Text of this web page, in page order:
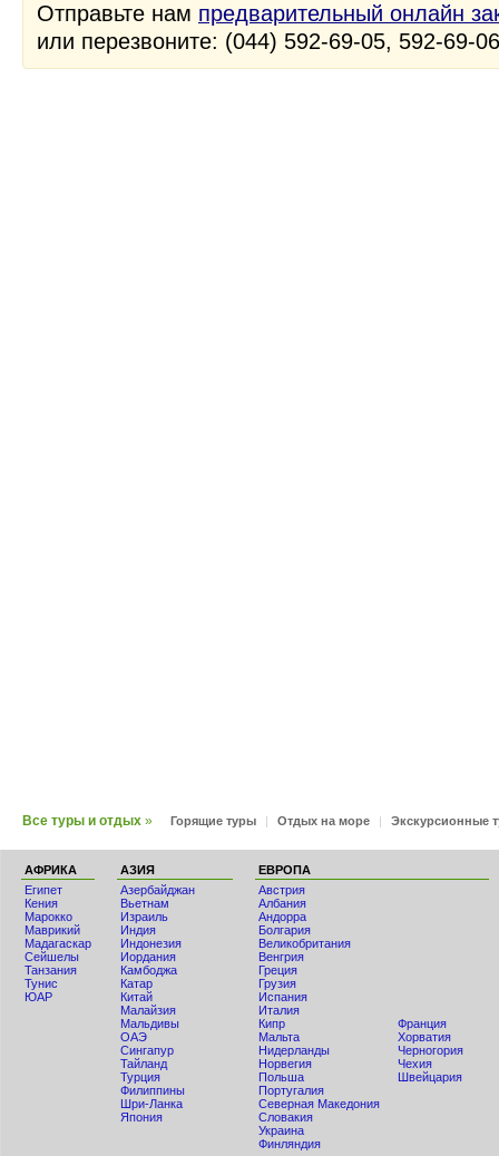
Отправьте нам предварительный онлайн
или перезвоните: (044) 592-69-05, 592-69-06
Все туры и отдых » Горящие туры | Отдых на море | Экскурсионные
АФРИКА
Египет
Кения
Мaрокко
Маврикий
Мадагаскар
Сейшелы
Танзания
Тунис
ЮАР
АЗИЯ
Азербайджан
Вьетнам
Израиль
Индия
Индонезия
Иордания
Камбоджа
Катар
Китай
Малайзия
Мальдивы
ОАЭ
Сингапур
Тайланд
Турция
Филиппины
Шри-Ланка
Япония
ЕВРОПА
Австрия
Албания
Андорра
Болгария
Великобритания
Венгрия
Греция
Грузия
Испания
Италия
Кипр
Мальта
Нидерланды
Норвегия
Польша
Португалия
Северная Македония
Словакия
Украина
Финляндия
Франция
Хорватия
Черногория
Чехия
Швейцария